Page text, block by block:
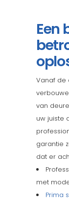
Een
Vanaf de
van
uw juiste
garantie
dat er
met
Prima